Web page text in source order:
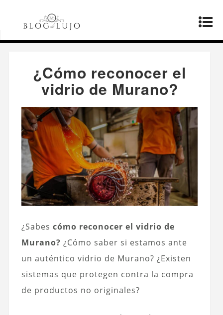
Página principal
¿Cómo reconocer
el vidrio de Murano?
¿Cómo reconocer el
vidrio de Murano?
¿Sabes cómo reconocer el vidrio de
Murano? ¿Cómo saber si estamos ante
un auténtico vidrio de Murano? ¿Existen
sistemas que protegen contra la compra
de productos no originales?